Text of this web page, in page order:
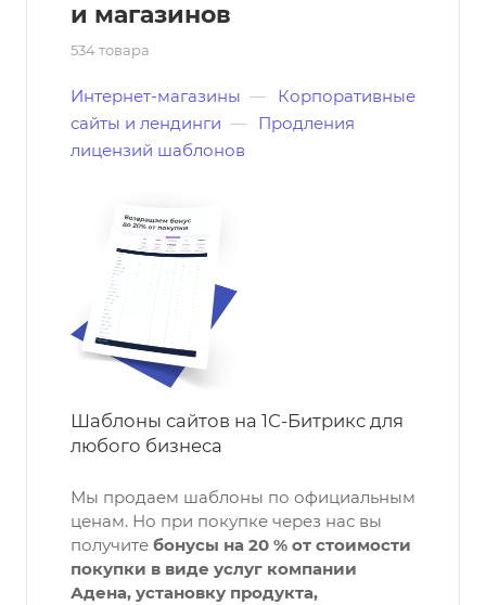
и магазинов
534 товара
Интернет-магазины —
Корпоративные
сайты и лендинги —
Продления
лицензий шаблонов
Шаблоны сайтов на 1С-Битрикс для
любого бизнеса
Мы продаем шаблоны по официальным
ценам. Но при покупке через нас вы
получите бонусы на 20 % от стоимости
покупки в виде услуг компании
Адена, установку продукта,